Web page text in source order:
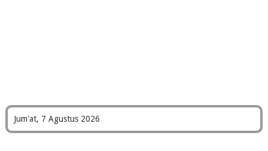
Jum'at, 7 Agustus 2026